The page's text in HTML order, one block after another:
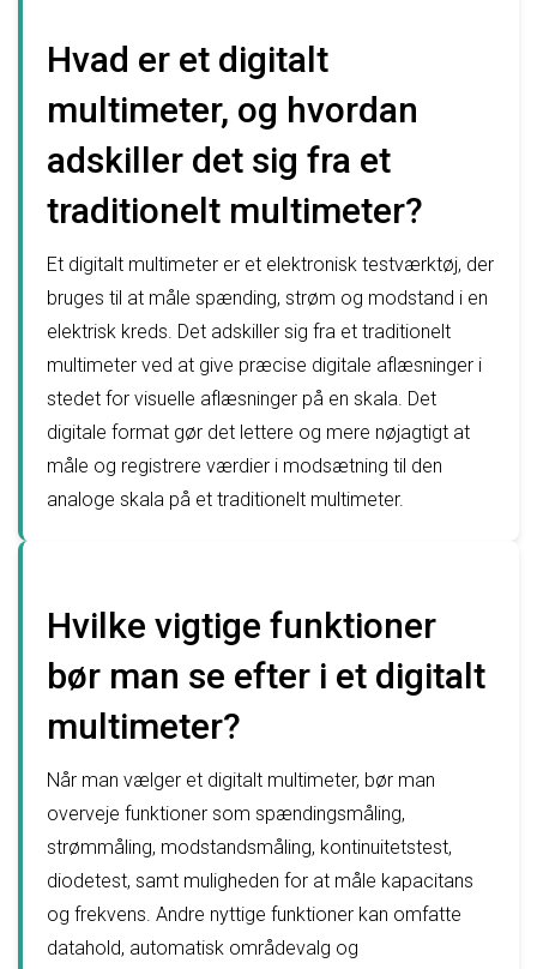
Hvad er et digitalt
multimeter, og hvordan
adskiller det sig fra et
traditionelt multimeter?
Et digitalt multimeter er et elektronisk testværktøj, der
bruges til at måle spænding, strøm og modstand i en
elektrisk kreds. Det adskiller sig fra et traditionelt
multimeter ved at give præcise digitale aflæsninger i
stedet for visuelle aflæsninger på en skala. Det
digitale format gør det lettere og mere nøjagtigt at
måle og registrere værdier i modsætning til den
analoge skala på et traditionelt multimeter.
Hvilke vigtige funktioner
bør man se efter i et digitalt
multimeter?
Når man vælger et digitalt multimeter, bør man
overveje funktioner som spændingsmåling,
strømmåling, modstandsmåling, kontinuitetstest,
diodetest, samt muligheden for at måle kapacitans
og frekvens. Andre nyttige funktioner kan omfatte
datahold, automatisk områdevalg og